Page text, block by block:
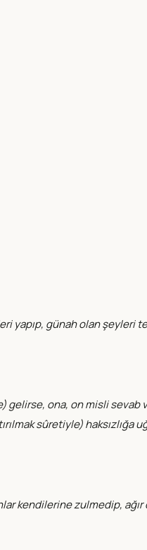
yapıp, günah olan şeyleri
gelirse, ona, on misli
sûretiyle) haksızlığa
kendilerine zulmedip, ağır